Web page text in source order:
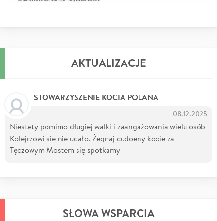
AKTUALIZACJE
STOWARZYSZENIE KOCIA POLANA
08.12.2025
Niestety pomimo długiej walki i zaangażowania wielu osób
Kolejrzowi sie nie udało, Żegnaj cudoeny kocie za
Tęczowym Mostem się spotkamy
SŁOWA WSPARCIA